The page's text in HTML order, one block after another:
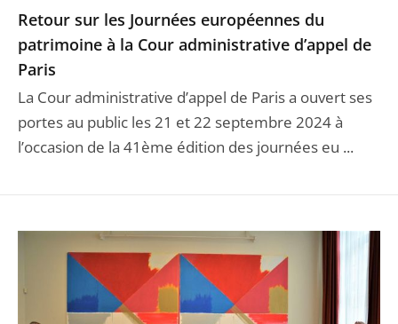
Retour sur les Journées européennes du
patrimoine à la Cour administrative d’appel de
Paris
La Cour administrative d’appel de Paris a ouvert ses
portes au public les 21 et 22 septembre 2024 à
l’occasion de la 41ème édition des journées eu ...